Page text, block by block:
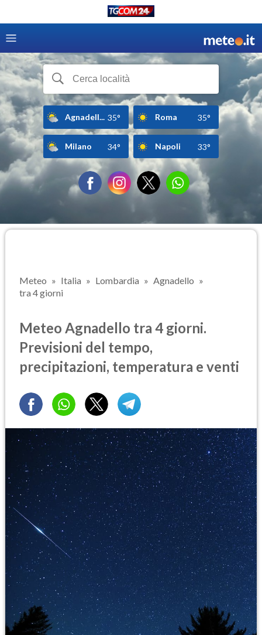
Agnadell... 35° Roma 35°
Milano 34° Napoli 33°
Meteo Italia Lombardia
Agnadello
tra 4 giorni
Meteo Agnadello tra 4 giorni.
Previsioni del tempo,
precipitazioni, temperatura e venti